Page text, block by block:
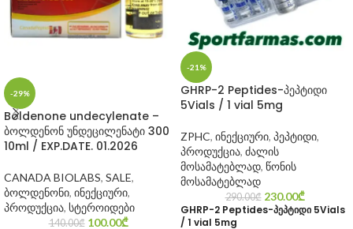
-29%
Boldenone undecylenate –
ბოლდენონ უნდეცილენატი 300
10ml / EXP.DATE. 01.2026
CANADA BIOLABS, SALE,
ბოლდენონი, ინექციური,
პროდუქცია, სტეროიდები
140.00₾ 100.00₾
-21%
GHRP-2 Peptides-პეპტიდი
5Vials / 1 vial 5mg
ZPHC, ინექციური, პეპტიდი,
პროდუქცია, ძალის
მოსამატებლად, წონის
მოსამატებლად
290.00₾ 230.00₾
GHRP-2 Peptides-პეპტიდი 5Vials
/ 1 vial 5mg